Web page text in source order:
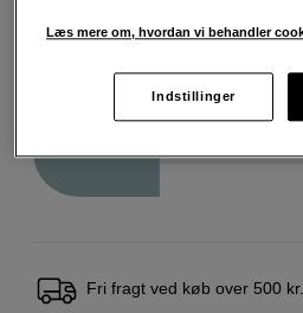
DKK
Fri fragt ved køb over 500 kr.
Læs mere om, hvordan vi behandler
Indstillinger